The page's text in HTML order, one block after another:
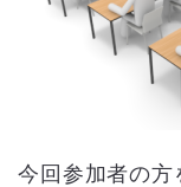
今回参加者の方